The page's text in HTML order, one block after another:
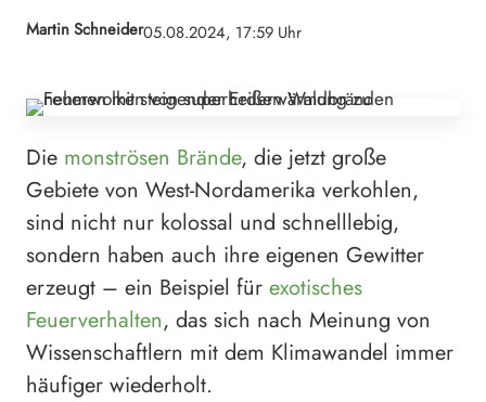
Martin Schneider05.08.2024, 17:59 Uhr
Die monströsen Brände, die jetzt große
Gebiete von West-Nordamerika verkohlen,
sind nicht nur kolossal und schnelllebig,
sondern haben auch ihre eigenen Gewitter
erzeugt – ein Beispiel für exotisches
Feuerverhalten, das sich nach Meinung von
Wissenschaftlern mit dem Klimawandel immer
häufiger wiederholt.